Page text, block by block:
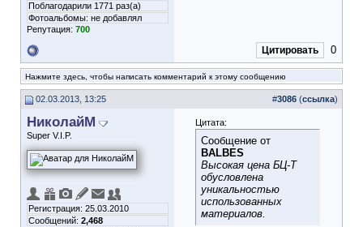
Поблагодарили 1771 раз(а)
Фотоальбомы: не добавлял
Репутация: 700
Цитировать 0
Нажмите здесь, чтобы написать комментарий к этому сообщению
02.03.2013, 13:25 #3086 (ссылка)
НиколайМ
Super V.I.P.
Регистрация: 25.03.2010
Сообщений: 2,468
Цитата:
Сообщение от
BALBES
Высокая цена БЦ-Т
обусловлена
уникальностью
использованных
материалов.